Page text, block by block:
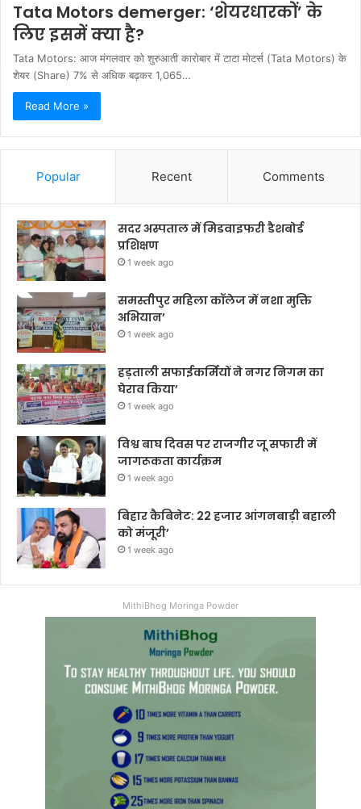
Tata Motors demerger: ‘शेयरधारकों’ के
लिए इसमें क्या है?
Tata Motors: आज मंगलवार को शुरुआती कारोबार में टाटा मोटर्स (Tata Motors) के
शेयर (Share) 7% से अधिक बढ़कर 1,065…
Read More »
Popular Recent Comments
सदर अस्पताल में मिडवाइफरी डैशबोर्ड
प्रशिक्षण
1 week ago
समस्तीपुर महिला कॉलेज में नशा मुक्ति
अभियान’
1 week ago
हड़ताली सफाईकर्मियों ने नगर निगम का
घेराव किया’
1 week ago
विश्व बाघ दिवस पर राजगीर जू सफारी में
जागरूकता कार्यक्रम
1 week ago
बिहार कैबिनेट: 22 हजार आंगनबाड़ी बहाली
को मंजूरी’
1 week ago
MithiBhog Moringa Powder